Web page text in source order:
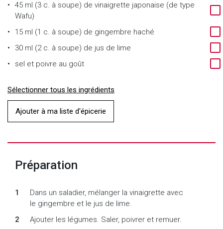
45 ml (3 c. à soupe) de vinaigrette japonaise (de type
Wafu)
15 ml (1 c. à soupe) de gingembre haché
30 ml (2 c. à soupe) de jus de lime
sel et poivre au goût
Sélectionner tous les ingrédients
Ajouter à ma liste d'épicerie
Préparation
Dans un saladier, mélanger la vinaigrette avec
le gingembre et le jus de lime.
Ajouter les légumes. Saler, poivrer et remuer.